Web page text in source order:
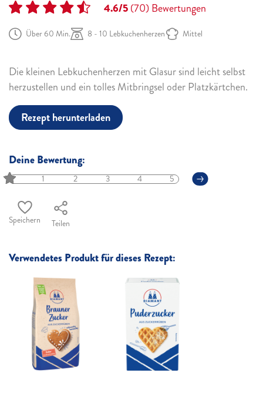
4.6/5(70)Bewertungen
Über 60 Min. 8 - 10 Lebkuchenherzen Mittel
Die kleinen Lebkuchenherzen mit Glasur sind leicht selbst
herzustellen und ein tolles Mitbringsel oder Platzkärtchen.
Rezept herunterladen
Deine Bewertung:
1 2 3 4 5
Speichern Teilen
Verwendetes Produkt für dieses Rezept: